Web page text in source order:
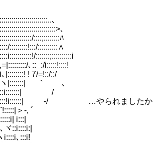
､
､
::::;::::::::ﾊ
::::::::::∧
:::::::;::::::::::i
､::_:/i:::::!::::!
! 7/=!::/::/
ヽ|:::::::| ｀ ､
/
-/ …やられましたか
＞-, ´
i:::|
::i::::i:|
､:::i!